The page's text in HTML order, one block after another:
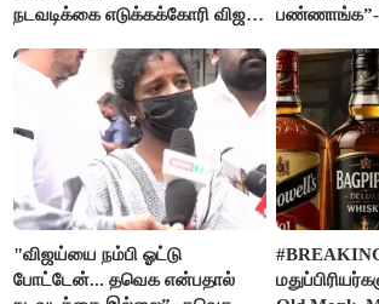
நடவடிக்கை எடுக்கக்கோரி விஜய்
பண்ணாங்க”-
"விஜய்யை நம்பி ஓட்டு
போட்டேன்... தவெக என்பதால்